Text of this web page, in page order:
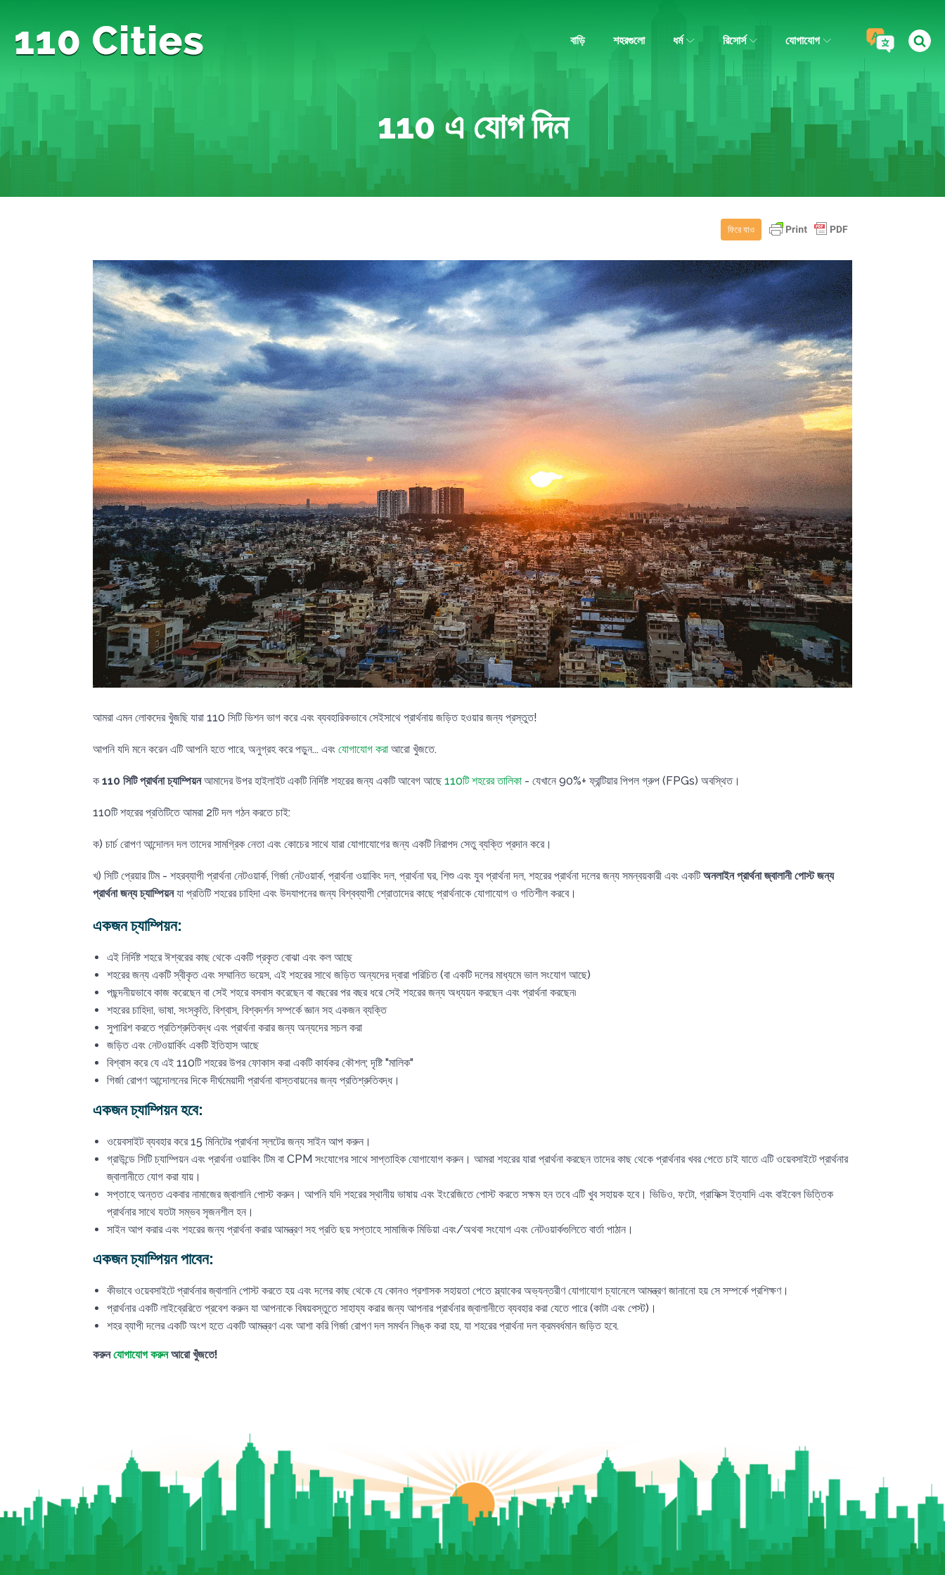
বাড়ি শহরগুলো ধর্ম রিসোর্স যোগাযোগ
110 এ যোগ দিন
ফিরে যাও
আমরা এমন লোকদের খুঁজছি যারা 110 সিটি ভিশন ভাগ করে এবং ব্যবহারিকভাবে সেইসাথে প্রার্থনায় জড়িত হওয়ার জন্য প্রস্তুত!
আপনি যদি মনে করেন এটি আপনি হতে পারে, অনুগ্রহ করে পড়ুন... এবং যোগাযোগ করা আরো খুঁজতে.
ক 110 সিটি প্রার্থনা চ্যাম্পিয়নআমাদের উপর হাইলাইট একটি নির্দিষ্ট শহরের জন্য একটি আবেগ আছে 110টি শহরের তালিকা - যেখানে 90%+ ফ্রন্টিয়ার পিপল গ্রুপ (FPGs) অবস্থিত।
110টি শহরের প্রতিটিতে আমরা 2টি দল গঠন করতে চাই:
ক) চার্চ রোপণ আন্দোলন দল তাদের সামগ্রিক নেতা এবং কোচের সাথে যারা যোগাযোগের জন্য একটি নিরাপদ সেতু ব্যক্তি প্রদান করে।
খ) সিটি প্রেয়ার টিম - শহরব্যাপী প্রার্থনা নেটওয়ার্ক, গির্জা নেটওয়ার্ক, প্রার্থনা ওয়াকিং দল, প্রার্থনা ঘর, শিশু এবং যুব প্রার্থনা দল, শহরের প্রার্থনা দলের জন্য সমন্বয়কারী এবং একটিঅনলাইন প্রার্থনা জ্বালানী পোস্ট জন্য
প্রার্থনা জন্য চ্যাম্পিয়নযা প্রতিটি শহরের চাহিদা এবং উদযাপনের জন্য বিশ্বব্যাপী শ্রোতাদের কাছে প্রার্থনাকে যোগাযোগ ও গতিশীল করবে।
একজন চ্যাম্পিয়ন:
এই নির্দিষ্ট শহরে ঈশ্বরের কাছ থেকে একটি প্রকৃত বোঝা এবং কল আছে
শহরের জন্য একটি স্বীকৃত এবং সম্মানিত ভয়েস, এই শহরের সাথে জড়িত অন্যদের দ্বারা পরিচিত (বা একটি দলের মাধ্যমে ভাল সংযোগ আছে)
পছন্দনীয়ভাবে কাজ করেছেন বা সেই শহরে বসবাস করেছেন বা বছরের পর বছর ধরে সেই শহরের জন্য অধ্যয়ন করছেন এবং প্রার্থনা করছেন৷
শহরের চাহিদা, ভাষা, সংস্কৃতি, বিশ্বাস, বিশ্বদর্শন সম্পর্কে জ্ঞান সহ একজন ব্যক্তি
সুপারিশ করতে প্রতিশ্রুতিবদ্ধ এবং প্রার্থনা করার জন্য অন্যদের সচল করা
জড়িত এবং নেটওয়ার্কিং একটি ইতিহাস আছে
বিশ্বাস করে যে এই 110টি শহরের উপর ফোকাস করা একটি কার্যকর কৌশল; দৃষ্টি "মালিক"
গির্জা রোপণ আন্দোলনের দিকে দীর্ঘমেয়াদী প্রার্থনা বাস্তবায়নের জন্য প্রতিশ্রুতিবদ্ধ।
একজন চ্যাম্পিয়ন হবে:
ওয়েবসাইট ব্যবহার করে 15 মিনিটের প্রার্থনা স্লটের জন্য সাইন আপ করুন।
গ্রাউন্ডে সিটি চ্যাম্পিয়ন এবং প্রার্থনা ওয়াকিং টিম বা CPM সংযোগের সাথে সাপ্তাহিক যোগাযোগ করুন। আমরা শহরের যারা প্রার্থনা করছেন তাদের কাছ থেকে প্রার্থনার খবর পেতে চাই যাতে এটি ওয়েবসাইটে প্রার্থনার
জ্বালানীতে যোগ করা যায়।
সপ্তাহে অন্তত একবার নামাজের জ্বালানি পোস্ট করুন। আপনি যদি শহরের স্থানীয় ভাষায় এবং ইংরেজিতে পোস্ট করতে সক্ষম হন তবে এটি খুব সহায়ক হবে। ভিডিও, ফটো, গ্রাফিক্স ইত্যাদি এবং বাইবেল ভিত্তিক
প্রার্থনার সাথে যতটা সম্ভব সৃজনশীল হন।
সাইন আপ করার এবং শহরের জন্য প্রার্থনা করার আমন্ত্রণ সহ প্রতি ছয় সপ্তাহে সামাজিক মিডিয়া এবং/অথবা সংযোগ এবং নেটওয়ার্কগুলিতে বার্তা পাঠান।
একজন চ্যাম্পিয়ন পাবেন:
কীভাবে ওয়েবসাইটে প্রার্থনার জ্বালানি পোস্ট করতে হয় এবং দলের কাছ থেকে যে কোনও প্রশাসক সহায়তা পেতে স্ল্যাকের অভ্যন্তরীণ যোগাযোগ চ্যানেলে আমন্ত্রণ জানানো হয় সে সম্পর্কে প্রশিক্ষণ।
প্রার্থনার একটি লাইব্রেরিতে প্রবেশ করুন যা আপনাকে বিষয়বস্তুতে সাহায্য করার জন্য আপনার প্রার্থনার জ্বালানীতে ব্যবহার করা যেতে পারে (কাটা এবং পেস্ট)।
শহর ব্যাপী দলের একটি অংশ হতে একটি আমন্ত্রণ এবং আশা করি গির্জা রোপণ দল সমর্থন লিঙ্ক করা হয়, যা শহরের প্রার্থনা দল ক্রমবর্ধমান জড়িত হবে.
করুনযোগাযোগ করুনআরো খুঁজতে!